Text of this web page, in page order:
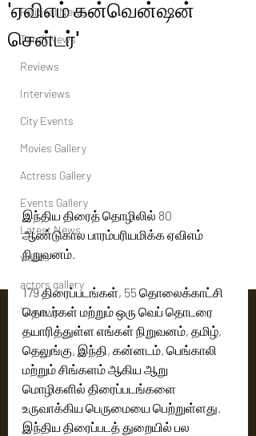
Political News
Tamil News
Reviews
Interviews
City Events
Movies Gallery
Actress Gallery
Events Gallery
Latest News
videos
actors gallery
Tv news
'ஏவிஎம் கன்வென்ஷன்
சென்டர்'
இந்திய திரைத் தொழிலில் 80
ஆண்டுகால பாரம்பரியமிக்க ஏவிஎம்
நிறுவனம்.
179 திரைப்படங்கள், 55 தொலைக்காட்சி
தொடர்கள் மற்றும் ஒரு வெப் தொடரை
தயாரித்துள்ள எங்கள் நிறுவனம், தமிழ்,
தெலுங்கு, இந்தி, கன்னடம், பெங்காலி
மற்றும் சிங்களம் ஆகிய ஆறு
மொழிகளில் திரைப்படங்களை
உருவாக்கிய பெருமையை பெற்றுள்ளது.
இந்திய திரைப்படத் துறையில் பல